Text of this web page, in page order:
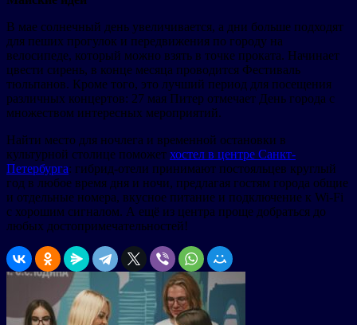
В мае солнечный день увеличивается, а дни больше подходят
для пеших прогулок и передвижения по городу на
велосипеде, который можно взять в точке проката. Начинает
цвести сирень, в конце месяца проводится Фестиваль
тюльпанов. Кроме того, это лучший период для посещения
различных концертов: 27 мая Питер отмечает День города с
множеством интересных мероприятий.
Найти место для ночлега и временной остановки в
культурной столице поможет хостел в центре Санкт-
Петербурга: гибрид-отели принимают постояльцев круглый
год в любое время дня и ночи, предлагая гостям города общие
и отдельные номера, вкусное питание и подключение к Wi-Fi
с хорошим сигналом. А ещё из центра проще добраться до
любых достопримечательностей!